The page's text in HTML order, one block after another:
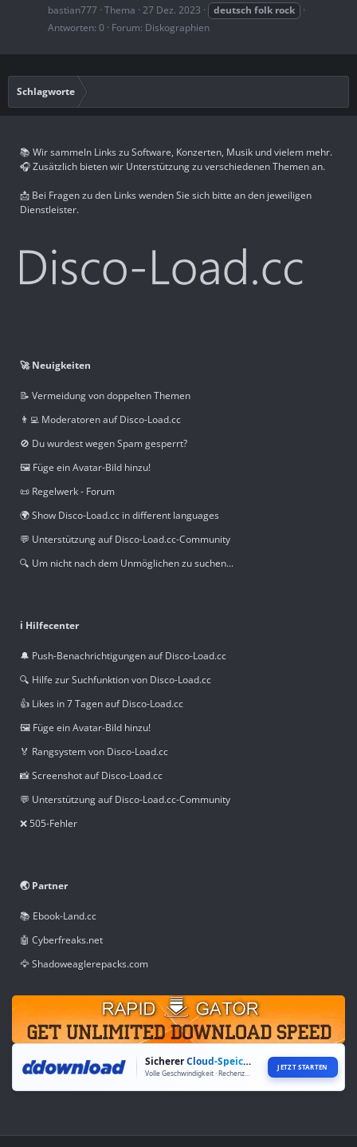
bastian777 Thema 27 Dez. 2023 deutsch folk rock
Antworten: 0
Forum: Diskographien
Schlagworte
📚 Wir sammeln Links zu Software, Konzerten, Musik und vielem mehr.
🎧 Zusätzlich bieten wir Unterstützung zu verschiedenen Themen an.
📩 Bei Fragen zu den Links wenden Sie sich bitte an den jeweiligen
Dienstleister.
🚀 Neuigkeiten
📝 Vermeidung von doppelten Themen
👨‍💻 Moderatoren auf Disco-Load.cc
🚫 Du wurdest wegen Spam gesperrt?
🖼️ Füge ein Avatar-Bild hinzu!
📜 Regelwerk - Forum
🌍 Show Disco-Load.cc in different languages
💬 Unterstützung auf Disco-Load.cc-Community
🔍 Um nicht nach dem Unmöglichen zu suchen...
ℹ️ Hilfecenter
🔔 Push-Benachrichtigungen auf Disco-Load.cc
🔍 Hilfe zur Suchfunktion von Disco-Load.cc
👍 Likes in 7 Tagen auf Disco-Load.cc
🖼️ Füge ein Avatar-Bild hinzu!
🏅 Rangsystem von Disco-Load.cc
📸 Screenshot auf Disco-Load.cc
💬 Unterstützung auf Disco-Load.cc-Community
❌ 505-Fehler
🌏 Partner
📚 Ebook-Land.cc
🤖 Cyberfreaks.net
🦅 Shadoweaglerepacks.com
SichererCloud-Speicher JETZT STARTEN